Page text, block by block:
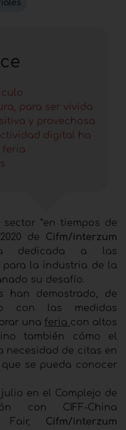
para ser vivida
y provechosa
digital ha
feria
“en tiempos de
de Cifm/interzum
dedicada a las
la industria de la
su desafío.
han demostrado, de
con las medidas
una feria con altos
también cómo el
necesidad de citas en
se pueda conocer
en el Complejo de
con CIFF-China
Fair, Cifm/interzum